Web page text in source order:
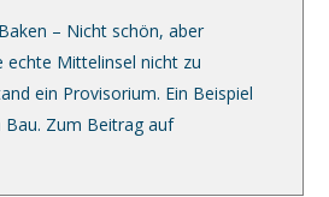
– Nicht schön, aber
echte Mittelinsel nicht zu
ein Provisorium. Ein Beispiel
Zum Beitrag auf